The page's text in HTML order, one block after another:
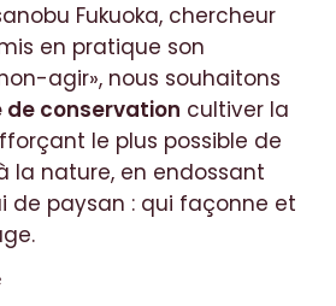
Fukuoka, chercheur
en pratique son
agir», nous souhaitons
conservation cultiver la
le plus possible de
la nature, en endossant
de paysan : qui façonne et